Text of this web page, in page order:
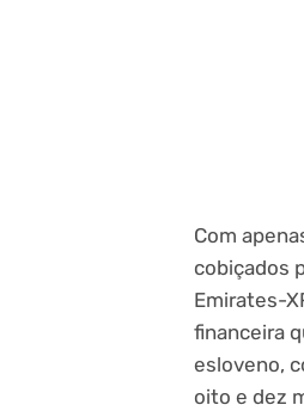
Com
cobiçados
Emirates-
financeira
esloveno,
oito e dez